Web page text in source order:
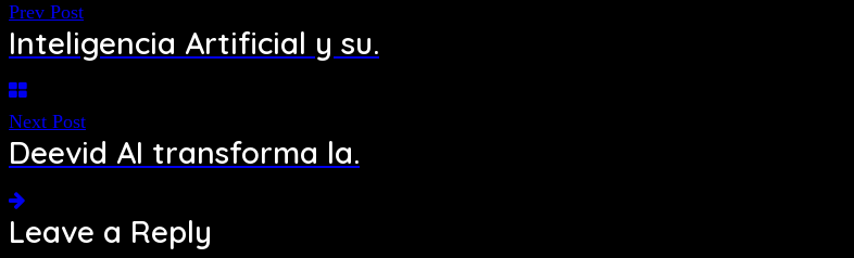
Prev Post
Inteligencia Artificial y su.
Next Post
Deevid AI transforma la.
Leave a Reply